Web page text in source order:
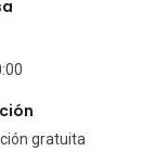
de esquí
adicionales
pensión para
3 noches, o para
o más para
gratuita